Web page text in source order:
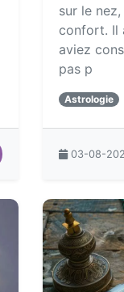
sur le
confort. Il
aviez
pas p
Astrologie
03-08-